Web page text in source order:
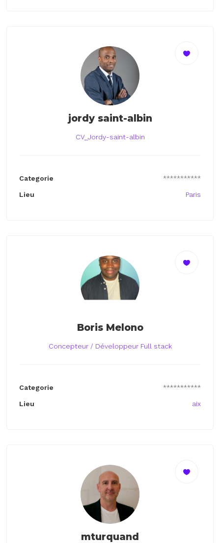
jordy saint-albin
CV_Jordy-saint-albin
Categorie ***********
Lieu Paris
Boris Melono
Concepteur / Développeur Full stack
Categorie ***********
Lieu aix
mturquand